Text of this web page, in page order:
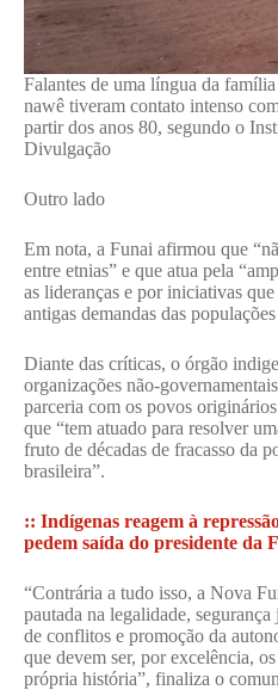
Falantes de uma língua da
nawê tiveram contato intenso
partir dos anos 80, segundo o
Divulgação
Outro lado
Em nota, a Funai afirmou que
entre etnias” e que atua pela
as lideranças e por iniciativas que
antigas demandas das
Diante das críticas, o órgão
organizações não-
parceria com os povos
que “tem atuado para resolver
fruto de décadas de fracasso da
brasileira”.
:: Indígenas reagem à
pedem saída do presidente da
“Contrária a tudo isso, a Nova
pautada na legalidade,
de conflitos e promoção da
que devem ser, por excelência,
própria história”, finaliza o